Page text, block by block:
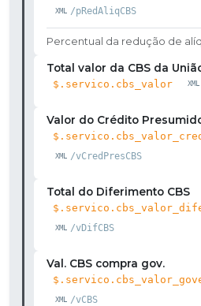
/pRedAliqCBS
Percentual da redução de
Total valor da CBS da
$.servico.cbs_valor
Valor do Crédito
/vCredPresCBS
Total do Diferimento CBS
/vDifCBS
Val. CBS compra gov.
/vCBS